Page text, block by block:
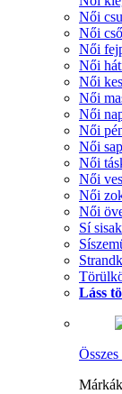
Női
Női
Női
Női
Női
Női
Női
Női
Női
Női
Női
Női
Női
Sí sisak
Láss
Márkák